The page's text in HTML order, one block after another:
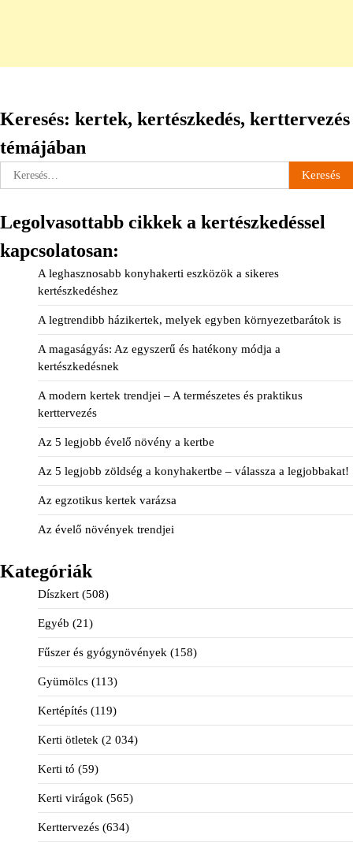
Keresés: kertek, kertészkedés, kerttervezés
témájában
Keresés:
Legolvasottabb cikkek a kertészkedéssel
kapcsolatosan:
A leghasznosabb konyhakerti eszközök a sikeres
kertészkedéshez
A legtrendibb házikertek, melyek egyben környezetbarátok is
A magaságyás: Az egyszerű és hatékony módja a
kertészkedésnek
A modern kertek trendjei – A természetes és praktikus
kerttervezés
Az 5 legjobb évelő növény a kertbe
Az 5 legjobb zöldség a konyhakertbe – válassza a legjobbakat!
Az egzotikus kertek varázsa
Az évelő növények trendjei
Kategóriák
Díszkert (508)
Egyéb (21)
Fűszer és gyógynövények (158)
Gyümölcs (113)
Kertépítés (119)
Kerti ötletek (2 034)
Kerti tó (59)
Kerti virágok (565)
Kerttervezés (634)